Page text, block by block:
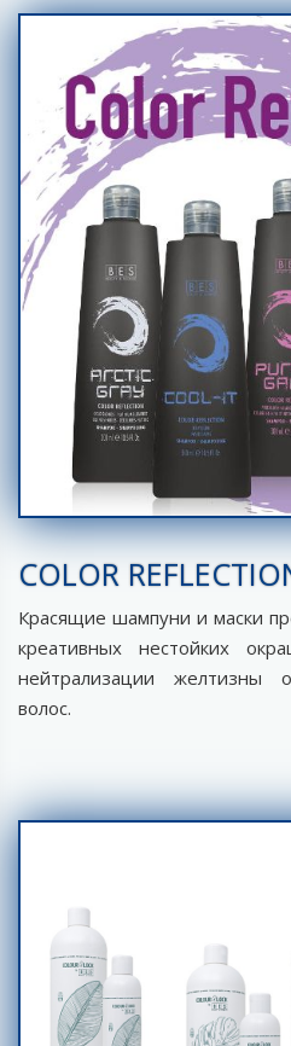
COLOR
Красящие шампуни и маски
креативных нестойких
нейтрализации желтизны
волос.